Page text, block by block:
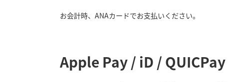
お会計時、ANAカードでお支払いください。
Apple Pay / iD /